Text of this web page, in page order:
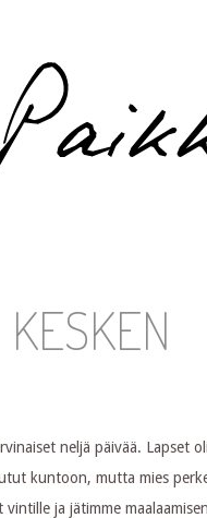
neljä päivää. Lapset
kuntoon, mutta mies
ja jätimme